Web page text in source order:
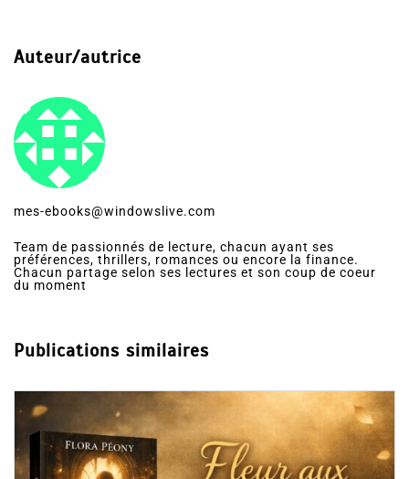
Auteur/autrice
mes-ebooks@windowslive.com
Team de passionnés de lecture, chacun ayant ses
préférences, thrillers, romances ou encore la finance.
Chacun partage selon ses lectures et son coup de coeur
du moment
Publications similaires